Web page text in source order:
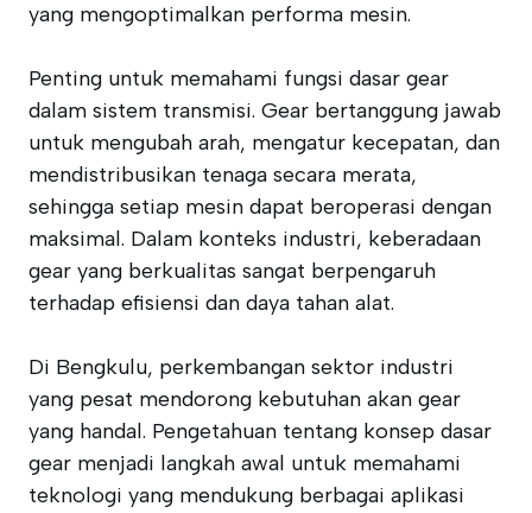
yang mengoptimalkan performa mesin.
Penting untuk memahami fungsi dasar gear
dalam sistem transmisi. Gear bertanggung jawab
untuk mengubah arah, mengatur kecepatan, dan
mendistribusikan tenaga secara merata,
sehingga setiap mesin dapat beroperasi dengan
maksimal. Dalam konteks industri, keberadaan
gear yang berkualitas sangat berpengaruh
terhadap efisiensi dan daya tahan alat.
Di Bengkulu, perkembangan sektor industri
yang pesat mendorong kebutuhan akan gear
yang handal. Pengetahuan tentang konsep dasar
gear menjadi langkah awal untuk memahami
teknologi yang mendukung berbagai aplikasi